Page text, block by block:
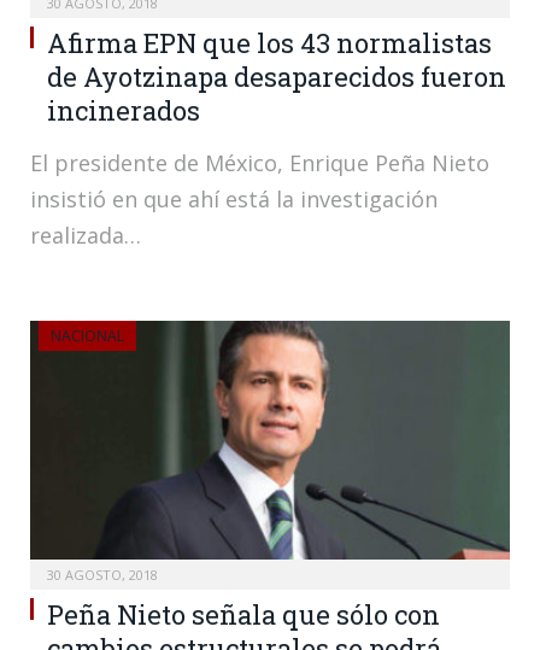
Afirma EPN que los 43 normalistas
de Ayotzinapa desaparecidos fueron
incinerados
El presidente de México, Enrique Peña Nieto
insistió en que ahí está la investigación
realizada…
NACIONAL
30 AGOSTO, 2018
Peña Nieto señala que sólo con